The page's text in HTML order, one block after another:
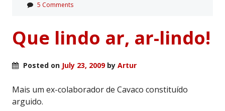
5 Comments
Que lindo ar, ar-lindo!
Posted on July 23, 2009by Artur
Mais um ex-colaborador de Cavaco constituído
arguido.